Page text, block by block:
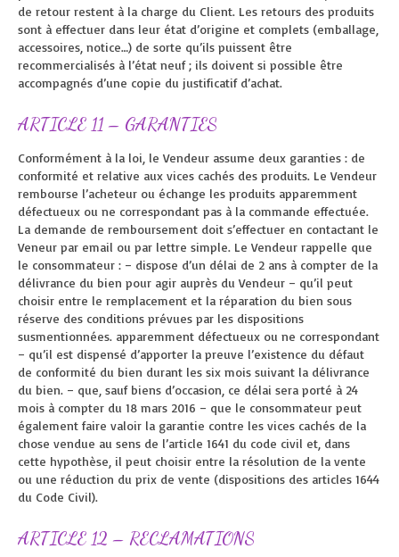
de retour restent à la charge du Client. Les retours des produits
sont à effectuer dans leur état d’origine et complets (emballage,
accessoires, notice…) de sorte qu’ils puissent être
recommercialisés à l’état neuf ; ils doivent si possible être
accompagnés d’une copie du justificatif d’achat.
ARTICLE 11 – GARANTIES
Conformément à la loi, le Vendeur assume deux garanties : de
conformité et relative aux vices cachés des produits. Le Vendeur
rembourse l’acheteur ou échange les produits apparemment
défectueux ou ne correspondant pas à la commande effectuée.
La demande de remboursement doit s’effectuer en contactant le
Veneur par email ou par lettre simple. Le Vendeur rappelle que
le consommateur : – dispose d’un délai de 2 ans à compter de la
délivrance du bien pour agir auprès du Vendeur – qu’il peut
choisir entre le remplacement et la réparation du bien sous
réserve des conditions prévues par les dispositions
susmentionnées. apparemment défectueux ou ne correspondant
– qu’il est dispensé d’apporter la preuve l’existence du défaut
de conformité du bien durant les six mois suivant la délivrance
du bien. – que, sauf biens d’occasion, ce délai sera porté à 24
mois à compter du 18 mars 2016 – que le consommateur peut
également faire valoir la garantie contre les vices cachés de la
chose vendue au sens de l’article 1641 du code civil et, dans
cette hypothèse, il peut choisir entre la résolution de la vente
ou une réduction du prix de vente (dispositions des articles 1644
du Code Civil).
ARTICLE 12 – RECLAMATIONS